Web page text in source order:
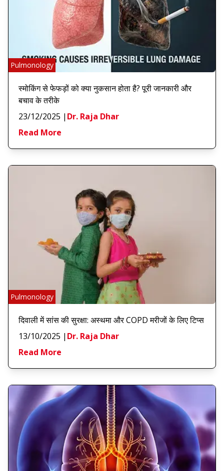
Pulmonology
स्मोकिंग से फेफड़ों को क्या नुकसान होता है? पूरी जानकारी और
बचाव के तरीके
23/12/2025 | Dr. Raja Dhar
Read More
Pulmonology
दिवाली में सांस की सुरक्षा: अस्थमा और COPD मरीजों के लिए टिप्स
13/10/2025 | Dr. Raja Dhar
Read More